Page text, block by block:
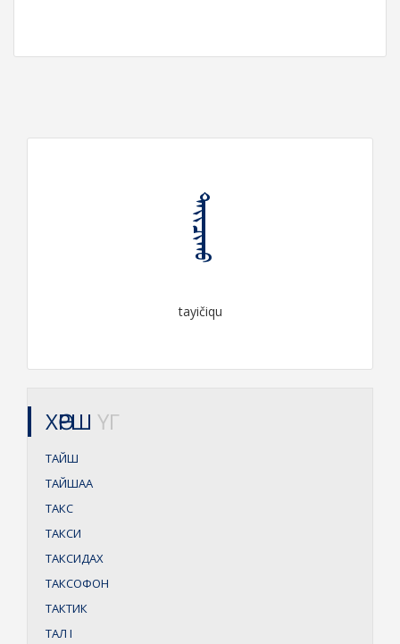
ᠲᠠᠶᠢᠴᠢᠬᠤ
tayičiqu
ХӨРШ ҮГ
ТАЙШ
ТАЙШАА
ТАКС
ТАКСИ
ТАКСИДАХ
ТАКСОФОН
ТАКТИК
ТАЛ I